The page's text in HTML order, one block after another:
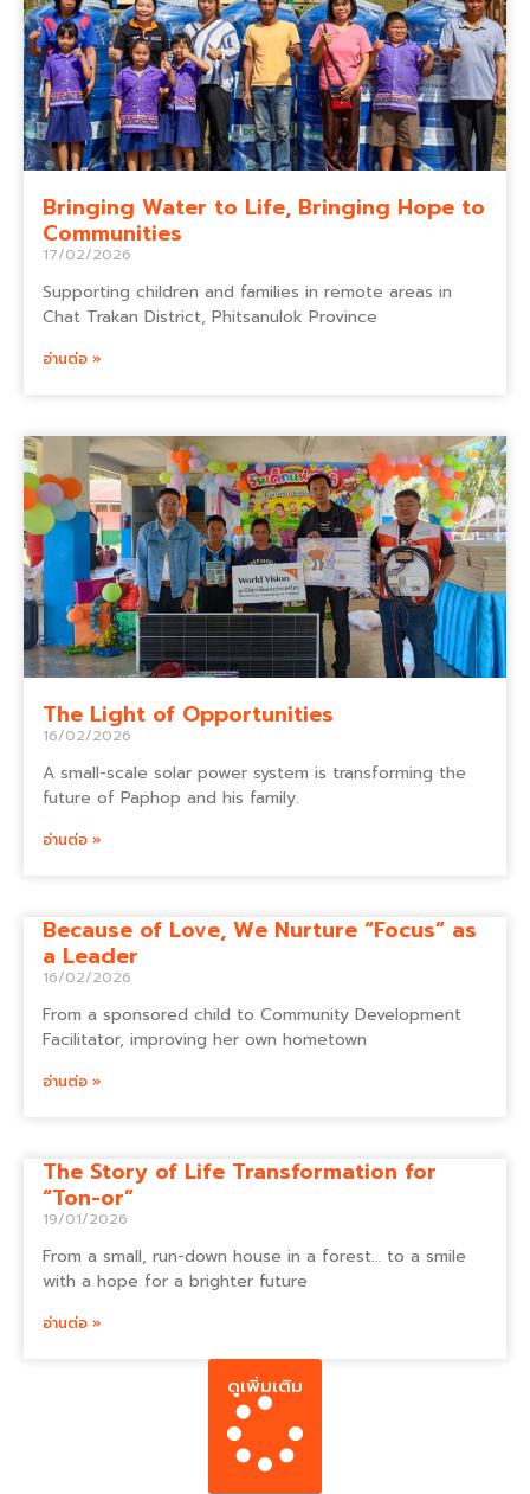
Bringing Water to Life, Bringing Hope to
Communities
17/02/2026
Supporting children and families in remote areas in
Chat Trakan District, Phitsanulok Province
อ่านต่อ »
The Light of Opportunities
16/02/2026
A small-scale solar power system is transforming the
future of Paphop and his family.
อ่านต่อ »
Because of Love, We Nurture “Focus” as
a Leader
16/02/2026
From a sponsored child to Community Development
Facilitator, improving her own hometown
อ่านต่อ »
The Story of Life Transformation for
“Ton-or”
19/01/2026
From a small, run-down house in a forest… to a smile
with a hope for a brighter future
อ่านต่อ »
ดูเพิ่มเติม